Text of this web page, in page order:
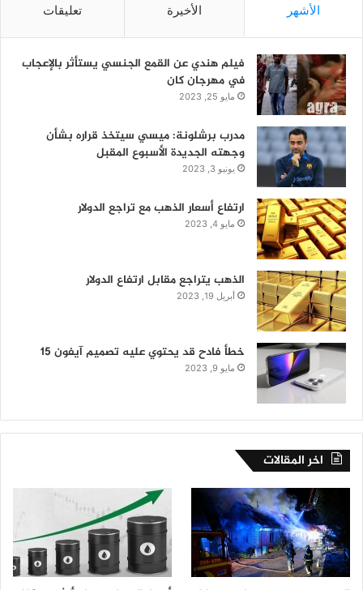
الأشهر الأخيرة تعليقات
فيلم هندي عن القمع الجنسي يستأثر بالإعجاب
في مهرجان كان
مايو 25, 2023
مدرب برشلونة: ميسي سيتخذ قراره بشأن
وجهته الجديدة الأسبوع المقبل
يونيو 3, 2023
ارتفاع أسعار الذهب مع تراجع الدولار
مايو 4, 2023
الذهب يتراجع مقابل ارتفاع الدولار
أبريل 19, 2023
خطأ فادح قد يحتوي عليه تصميم آيفون 15
مايو 9, 2023
اخر المقالات